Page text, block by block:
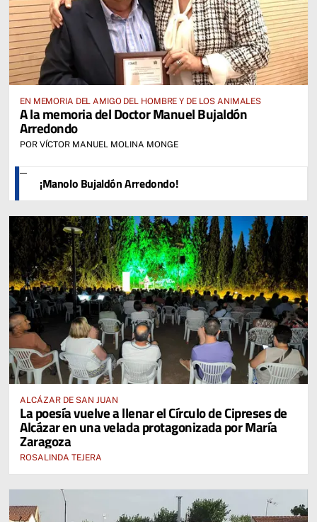
EN MEMORIA DEL AMIGO DEL HOMBRE Y DE LOS ANIMALES
A la memoria del Doctor Manuel Bujaldón
Arredondo
POR VÍCTOR MANUEL MOLINA MONGE
¡Manolo Bujaldón Arredondo!
ALCÁZAR DE SAN JUAN
La poesía vuelve a llenar el Círculo de Cipreses de
Alcázar en una velada protagonizada por María
Zaragoza
ROSALINDA TEJERA